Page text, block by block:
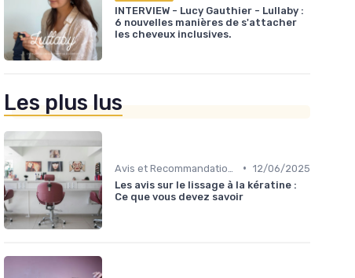
INTERVIEW - Lucy Gauthier - Lullaby :
6 nouvelles manières de s'attacher
les cheveux inclusives.
Les plus lus
• 12/06/2025
Les avis sur le lissage à la kératine :
Ce que vous devez savoir